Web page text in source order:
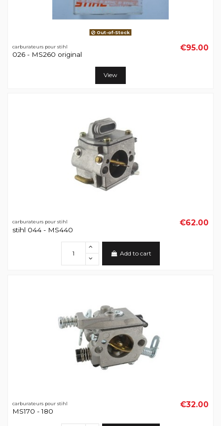
Out-of-Stock
carburateurs pour stihl
026 - MS260 original
€95.00
View
carburateurs pour stihl
stihl 044 - MS440
€62.00
Add to cart
carburateurs pour stihl
MS170 - 180
€32.00